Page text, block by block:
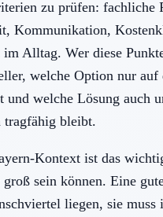
zu prüfen: fachliche
Kommunikation,
Alltag. Wer diese
welche Option nur
und welche Lösung auch
tragfähig bleibt.
Kontext ist das
groß sein können. Eine
liegen, sie muss